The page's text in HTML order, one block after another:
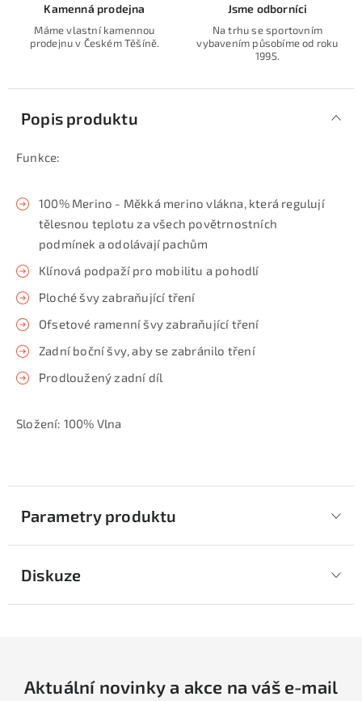
Kamenná prodejna
Máme vlastní kamennou
prodejnu v Českém Těšíně.
Jsme odborníci
Na trhu se sportovním
vybavením působíme od roku
1995.
Popis produktu
Funkce:
100% Merino - Měkká merino vlákna, která regulují
tělesnou teplotu za všech povětrnostních
podmínek a odolávají pachům
Klínová podpaží pro mobilitu a pohodlí
Ploché švy zabraňující tření
Ofsetové ramenní švy zabraňující tření
Zadní boční švy, aby se zabránilo tření
Prodloužený zadní díl
Složení: 100% Vlna
Parametry produktu
Diskuze
Aktuální novinky a akce na váš e-mail